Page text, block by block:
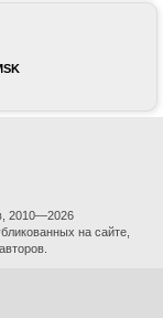
2010—2026
на сайте,